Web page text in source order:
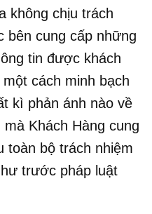
không chịu trách
bên cung cấp những
tin được khách
cách minh bạch
kì phản ánh nào về
Khách Hàng cung
toàn bộ trách nhiệm
trước pháp luật